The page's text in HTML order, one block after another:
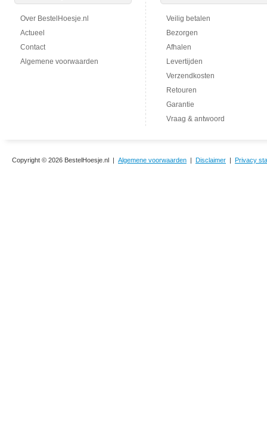
Over BestelHoesje.nl
Actueel
Contact
Algemene voorwaarden
Veilig betalen
Bezorgen
Afhalen
Levertijden
Verzendkosten
Retouren
Garantie
Vraag & antwoord
Copyright © 2026 BestelHoesje.nl | Algemene voorwaarden | Disclaimer | Privacy